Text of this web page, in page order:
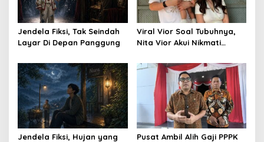
Jendela Fiksi, Tak Seindah
Layar Di Depan Panggung
Viral Vior Soal Tubuhnya,
Nita Vior Akui Nikmati
Jendela Fiksi, Hujan yang
Pusat Ambil Alih Gaji PPPK